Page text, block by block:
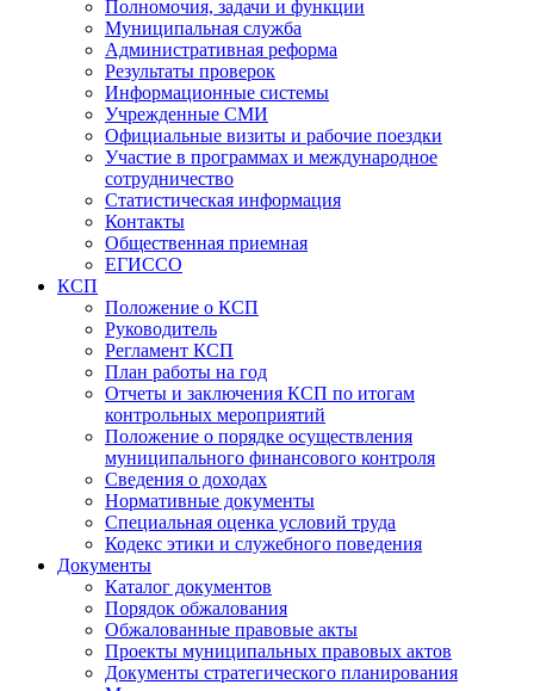
Полномочия, задачи и функции
Муниципальная служба
Административная реформа
Результаты проверок
Информационные системы
Учрежденные СМИ
Официальные визиты и рабочие поездки
Участие в программах и международное
сотрудничество
Статистическая информация
Контакты
Общественная приемная
ЕГИССО
КСП
Положение о КСП
Руководитель
Регламент КСП
План работы на год
Отчеты и заключения КСП по итогам
контрольных мероприятий
Положение о порядке осуществления
муниципального финансового контроля
Сведения о доходах
Нормативные документы
Специальная оценка условий труда
Кодекс этики и служебного поведения
Документы
Каталог документов
Порядок обжалования
Обжалованные правовые акты
Проекты муниципальных правовых актов
Документы стратегического планирования